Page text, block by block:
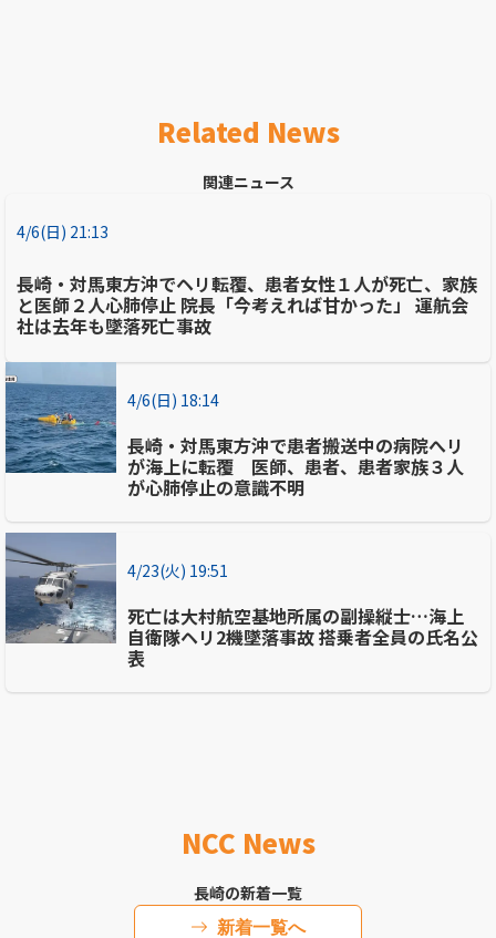
Related News
関連ニュース
4/6(日) 21:13
長崎・対馬東方沖でヘリ転覆、患者女性１人が死亡、家族
と医師２人心肺停止 院長「今考えれば甘かった」 運航会
社は去年も墜落死亡事故
4/6(日) 18:14
長崎・対馬東方沖で患者搬送中の病院へリ
が海上に転覆 医師、患者、患者家族３人
が心肺停止の意識不明
4/23(火) 19:51
死亡は大村航空基地所属の副操縦士…海上
自衛隊ヘリ2機墜落事故 搭乗者全員の氏名公
表
NCC News
長崎の新着一覧
新着一覧へ